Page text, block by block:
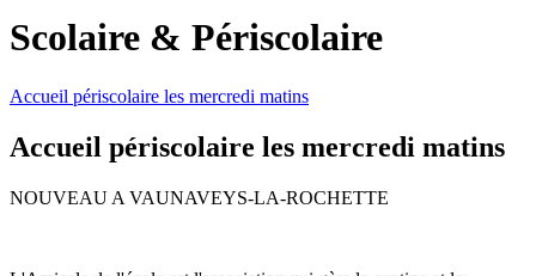
Scolaire & Périscolaire
Accueil périscolaire les mercredi matins
Accueil périscolaire les mercredi matins
NOUVEAU A VAUNAVEYS-LA-ROCHETTE